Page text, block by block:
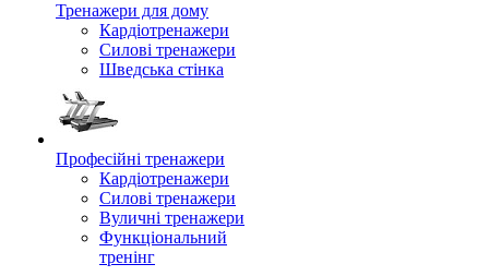
Тренажери для дому
Кардіотренажери
Силові тренажери
Шведська стінка
Професійні тренажери
Кардіотренажери
Силові тренажери
Вуличні тренажери
Функціональний
тренінг